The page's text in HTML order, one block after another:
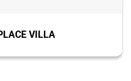
VILLA